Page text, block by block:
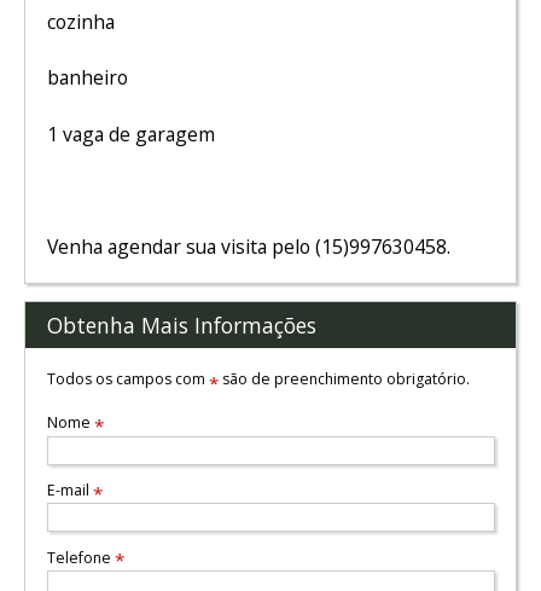
cozinha
banheiro
1 vaga de garagem
Venha agendar sua visita pelo (15)997630458.
Obtenha Mais Informações
Todos os campos com *são de preenchimento obrigatório.
Nome *
E-mail *
Telefone *